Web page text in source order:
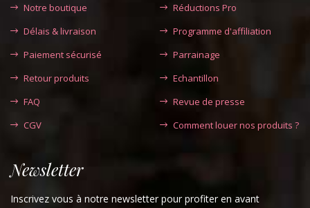
Notre boutique
Délais & livraison
Paiement sécurisé
Retour produits
FAQ
CGV
Réductions Pro
Programme d'affiliation
Parrainage
Echantillon
Revue de presse
Comment louer nos produits ?
Newsletter
Inscrivez vous à notre newsletter pour profiter en avant